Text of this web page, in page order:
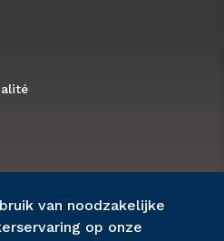
van noodzakelijke
op onze